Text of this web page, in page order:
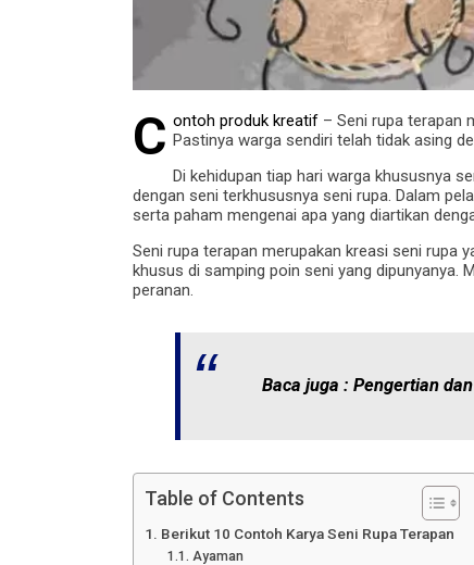
C ontoh produk kreatif – Seni rupa terapan
Pastinya warga sendiri telah tidak asing
Di kehidupan tiap hari warga khususnya
dengan seni terkhususnya seni rupa. Dalam
serta paham mengenai apa yang diartikan
Seni rupa terapan merupakan kreasi seni rupa
khusus di samping poin seni yang dipunyanya.
peranan.
Baca juga : Pengertian
Table of Contents
Berikut 10 Contoh Karya Seni Rupa Terapan
Ayaman